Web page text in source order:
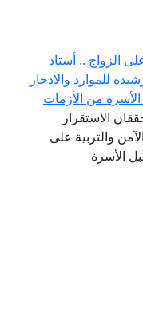
الزواج .. أستاذ
للموارد والادخار
الأسرة من الأزمات
الاستقرار
والتربية على
الأسرة